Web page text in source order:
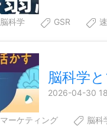
脳科学 GSR
脳科学
2026-04-30
マーケティング 脳科